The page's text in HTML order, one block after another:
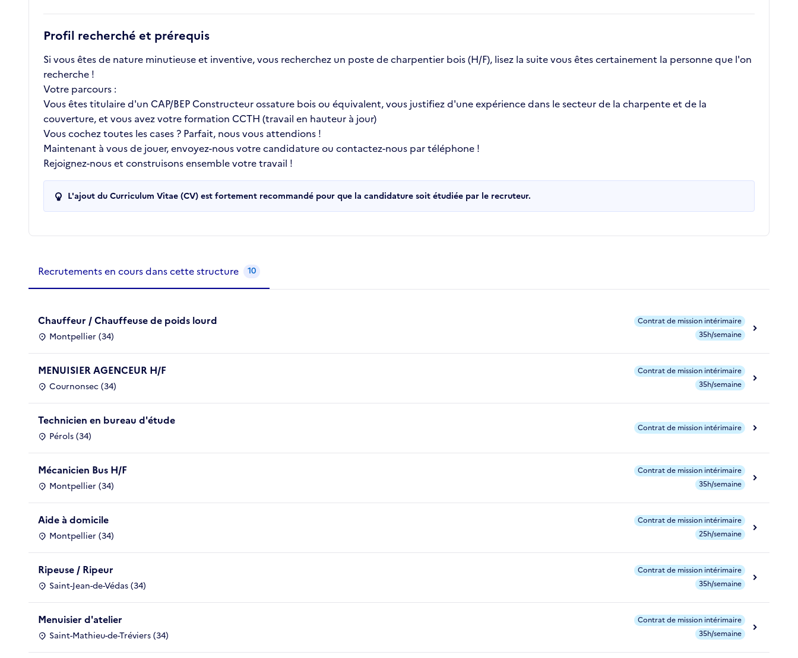
Profil recherché et prérequis
Si vous êtes de nature minutieuse et inventive, vous recherchez un poste de charpentier bois (H/F), lisez la suite vous êtes certainement la personne que l'on
recherche !
Votre parcours :
Vous êtes titulaire d'un CAP/BEP Constructeur ossature bois ou équivalent, vous justifiez d'une expérience dans le secteur de la charpente et de la
couverture, et vous avez votre formation CCTH (travail en hauteur à jour)
Vous cochez toutes les cases ? Parfait, nous vous attendions !
Maintenant à vous de jouer, envoyez-nous votre candidature ou contactez-nous par téléphone !
Rejoignez-nous et construisons ensemble votre travail !
L'ajout du Curriculum Vitae (CV) est fortement recommandé pour que la candidature soit étudiée par le recruteur.
Recrutements de la structure
Recrutements en cours dans cette structure 10
Chauffeur / Chauffeuse de poids lourd
Montpellier (34)
Contrat de mission intérimaire
35h/semaine
MENUISIER AGENCEUR H/F
Cournonsec (34)
Contrat de mission intérimaire
35h/semaine
Technicien en bureau d'étude
Pérols (34)
Contrat de mission intérimaire
Mécanicien Bus H/F
Montpellier (34)
Contrat de mission intérimaire
35h/semaine
Aide à domicile
Montpellier (34)
Contrat de mission intérimaire
25h/semaine
Ripeuse / Ripeur
Saint-Jean-de-Védas (34)
Contrat de mission intérimaire
35h/semaine
Menuisier d'atelier
Saint-Mathieu-de-Tréviers (34)
Contrat de mission intérimaire
35h/semaine